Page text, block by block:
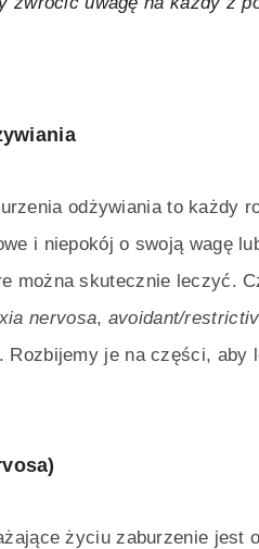
odżywiania to każdy
i niepokój o swoją wagę
można skutecznie leczyć.
nervosa, avoidant/
. Rozbijemy je na części, aby
życiu zaburzenie jest